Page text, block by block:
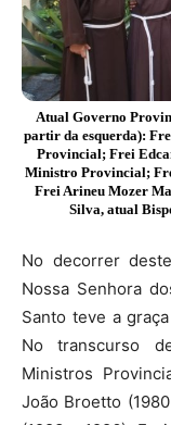
Atual Governo
partir da esquerda):
Provincial; Frei
Ministro Provincial;
Frei Arineu Mozer
Silva, atual
No decorrer
Nossa Senhora
Santo teve a
No transcurso
Ministros
João Broetto